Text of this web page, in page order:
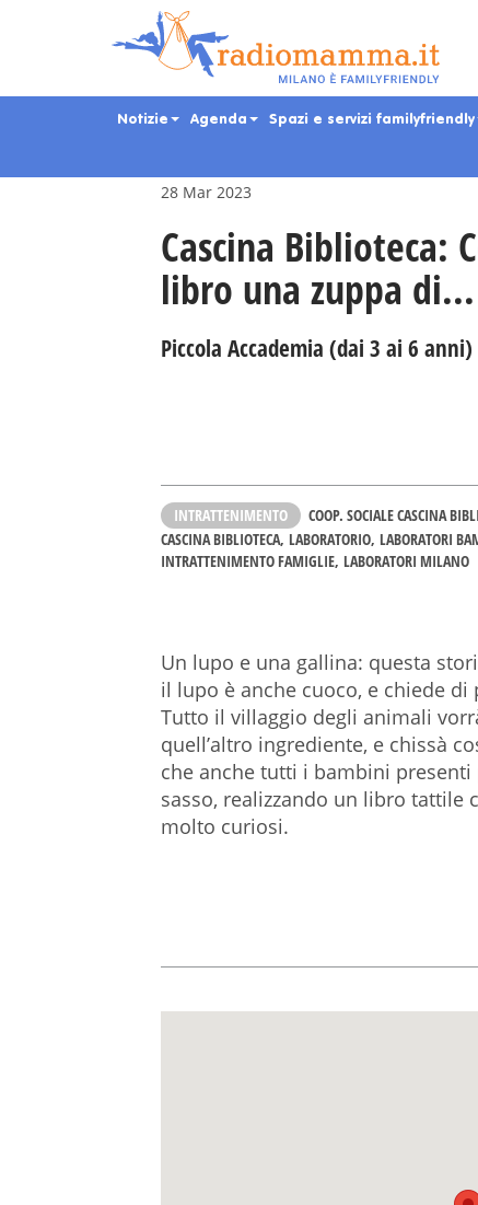
Notizie Agenda Spazi e servizi familyfriendly
Eventi per bambini,
28 Mar 2023
Cascina Biblioteca:
libro una zuppa di...
Piccola Accademia (dai 3 ai 6 anni)
INTRATTENIMENTO
COOP. SOCIALE CASCINA
CASCINA BIBLIOTECA LABORATORIO LABORATORI
INTRATTENIMENTO FAMIGLIE LABORATORI MILANO
Un lupo e una gallina: questa
il lupo è anche cuoco, e chiede
Tutto il villaggio degli animali
quell’altro ingrediente, e chissà
che anche tutti i bambini
sasso, realizzando un libro tattile
molto curiosi.